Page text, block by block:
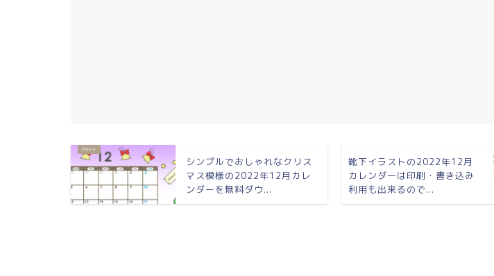
シンプルでおしゃれなクリス
マス模様の2022年12月カレ
ンダーを無料ダウ...
靴下イラストの2022年12月
カレンダーは印刷・書き込み
利用も出来るので...